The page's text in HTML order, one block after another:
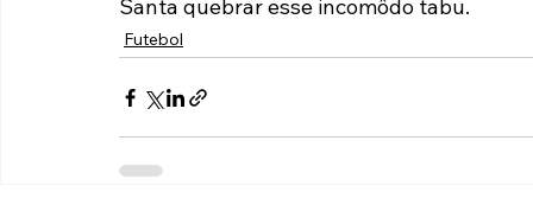
Santa quebrar esse incomôdo tabu.
Futebol